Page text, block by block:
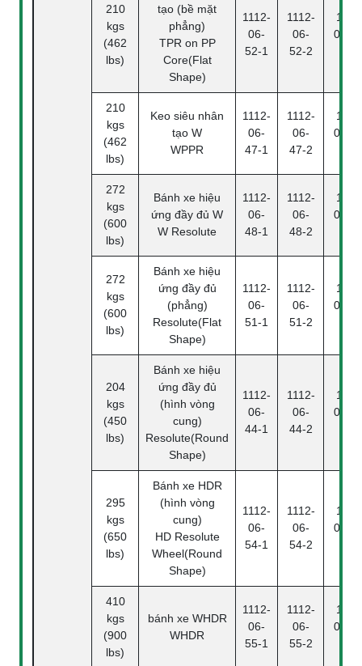
210
kgs
(462
lbs)
tạo (bề mặt
phẳng)
TPR on PP
Core(Flat
Shape)
1112-
06-
52-1
1112-
06-
52-2
06-
210
kgs
(462
lbs)
Keo siêu nhân
tạo W
WPPR
1112-
06-
47-1
1112-
06-
47-2
06-
272
kgs
(600
lbs)
Bánh xe hiệu
ứng đầy đủ W
W Resolute
1112-
06-
48-1
1112-
06-
48-2
06-
272
kgs
(600
lbs)
Bánh xe hiệu
ứng đầy đủ
(phẳng)
Resolute(Flat
Shape)
1112-
06-
51-1
1112-
06-
51-2
06-
204
kgs
(450
lbs)
Bánh xe hiệu
ứng đầy đủ
(hình vòng
cung)
Resolute(Round
Shape)
1112-
06-
44-1
1112-
06-
44-2
06-
295
kgs
(650
lbs)
Bánh xe HDR
(hình vòng
cung)
HD Resolute
Wheel(Round
Shape)
1112-
06-
54-1
1112-
06-
54-2
06-
410
kgs
(900
lbs)
bánh xe WHDR
WHDR
1112-
06-
55-1
1112-
06-
55-2
06-